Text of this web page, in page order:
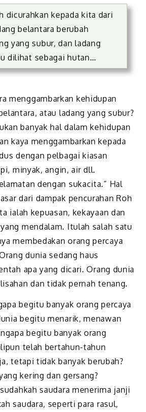
dicurahkan kepada kita dari
belantara berubah
yang subur, dan ladang
dilihat sebagai hutan…
menggambarkan kehidupan
atau ladang yang subur?
banyak hal dalam kehidupan
kaya menggambarkan kepada
dengan pelbagai kiasan
minyak, angin, air dll.
dengan sukacita.” Hal
dari dampak pencurahan Roh
ialah kepuasan, kekayaan dan
mendalam. Itulah salah satu
membedakan orang percaya
dunia sedang haus
apa yang dicari. Orang dunia
dan tidak pernah tenang.
begitu banyak orang percaya
begitu menarik, menawan
begitu banyak orang
telah bertahun-tahun
tetapi tidak banyak berubah?
kering dan gersang?
saudara menerima janji
saudara, seperti para rasul,